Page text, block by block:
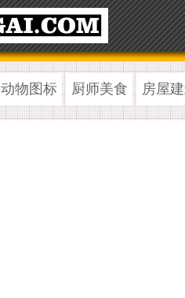
动物图标 厨师美食 房屋